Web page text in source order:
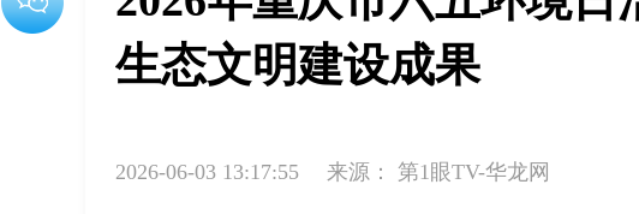
生态文明建设成果
2026-06-03 13:17:55 来源： 第1眼TV-华龙网